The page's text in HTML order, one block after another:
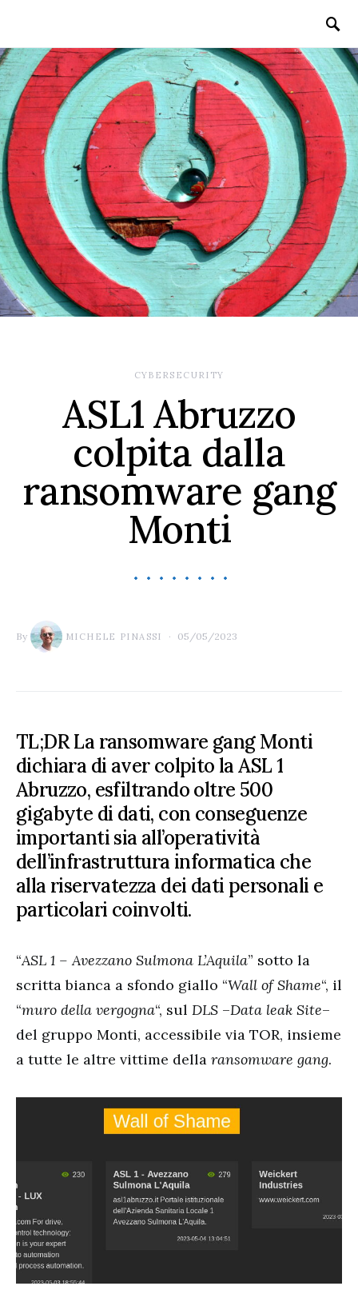
CYBERSECURITY
ASL1 Abruzzo
colpita dalla
ransomware gang
Monti
By MICHELE PINASSI 05/05/2023
TL;DR La ransomware gang Monti
dichiara di aver colpito la ASL 1
Abruzzo, esfiltrando oltre 500
gigabyte di dati, con conseguenze
importanti sia all’operatività
dell’infrastruttura informatica che
alla riservatezza dei dati personali e
particolari coinvolti.
“ASL 1 – Avezzano Sulmona L’Aquila” sotto la
scritta bianca a sfondo giallo “Wall of Shame“, il
“muro della vergogna“, sul DLS –Data leak Site–
del gruppo Monti, accessibile via TOR, insieme
a tutte le altre vittime della ransomware gang.